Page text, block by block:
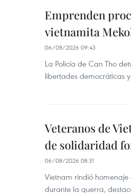
Emprenden
vietnamita
06/08/2026 09:43
La Policía de Can Tho
libertades democráticas
Veteranos de
de solidaridad
06/08/2026 08:31
Vietnam rindió
durante la guerra,